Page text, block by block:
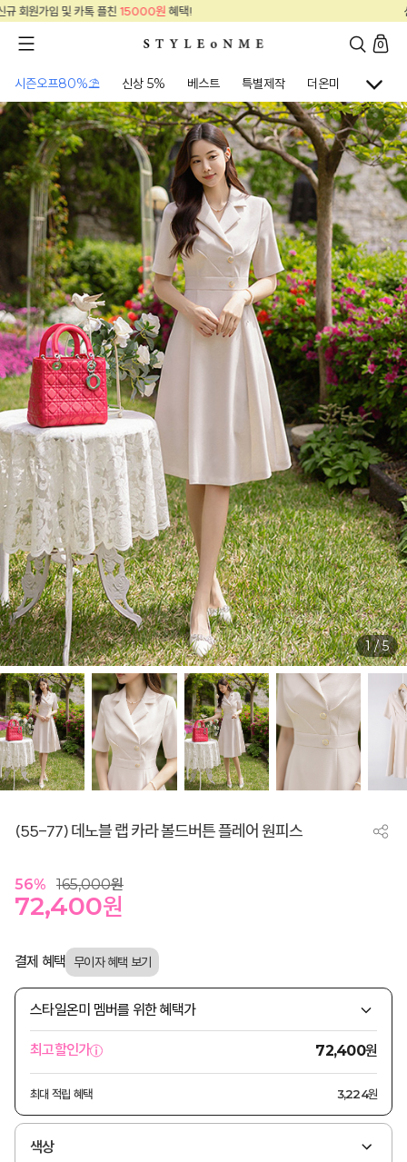
혜
0
시즌오프80%⛱ 신상 5% 베스트 특별제작 더온미 골프웨어
1/5
(55-77) 데노블 랩 카라 볼드버튼 플레어 원피스
56% 165,000원
72,400원
결제 혜택
스타일온미 멤버를 위한 혜택가
최고할인가 72,400원
최대 적립 혜택 3,224원
색상